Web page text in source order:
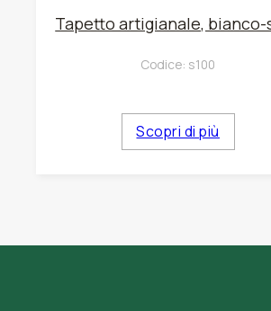
Tapetto artigianale, bianco-
Codice: s100
Scopri di più